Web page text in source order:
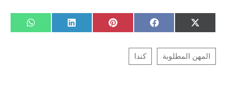
SHARE
ON
X
(
W
I
T
SHARE
ON
F
A
E
O
SHARE
ON
P
I
SHARE
ON
L
I
SHARE
ON
W
H